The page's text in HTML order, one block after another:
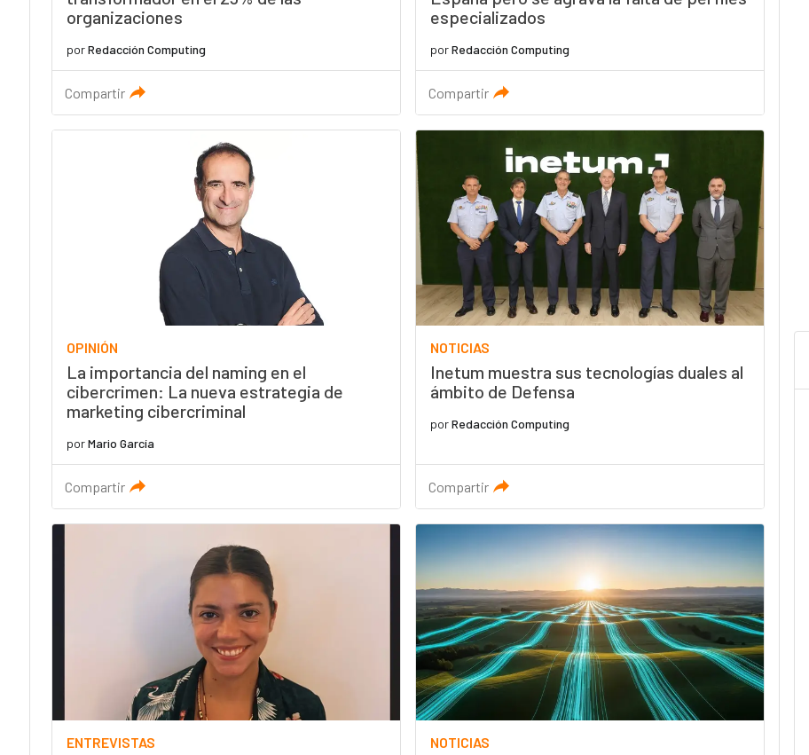
organizaciones
porRedacción Computing
Compartir
especializados
porRedacción Computing
Compartir
OPINIÓN
La importancia del naming en el
cibercrimen: La nueva estrategia de
marketing cibercriminal
porMario García
Compartir
NOTICIAS
Inetum muestra sus tecnologías duales al
ámbito de Defensa
porRedacción Computing
Compartir
ENTREVISTAS NOTICIAS